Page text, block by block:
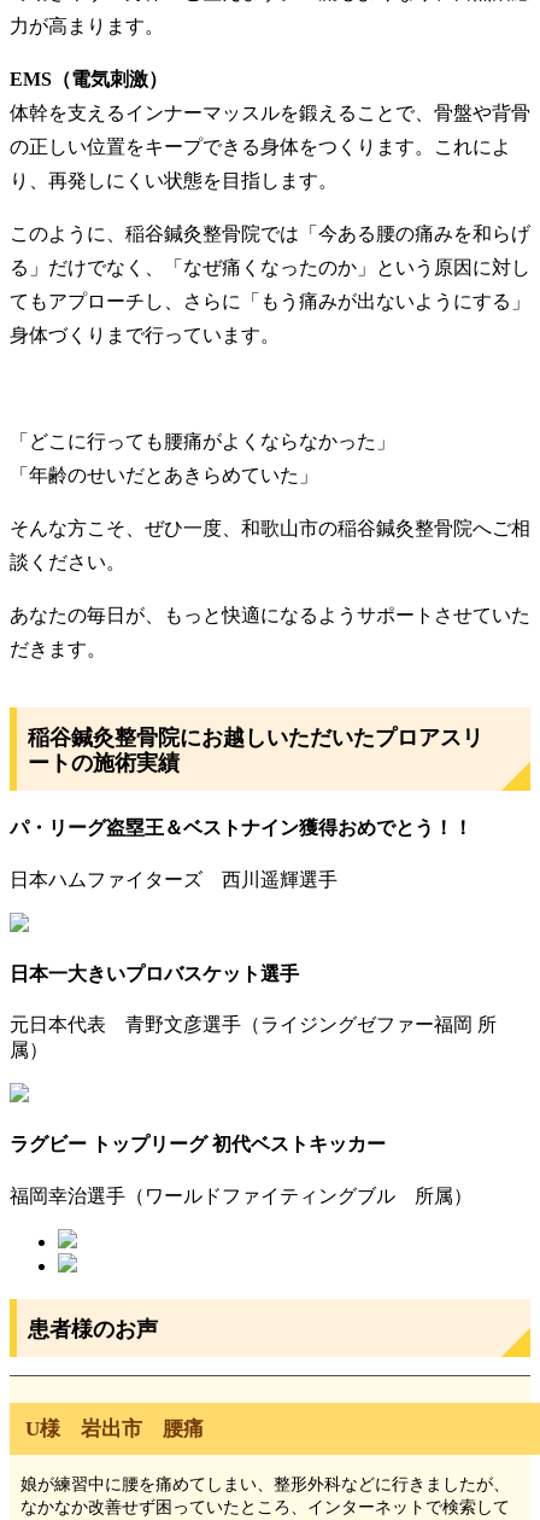
力が高まります。
EMS（電気刺激）
体幹を支えるインナーマッスルを鍛えることで、骨盤や背骨
の正しい位置をキープできる身体をつくります。これによ
り、再発しにくい状態を目指します。
このように、稲谷鍼灸整骨院では「今ある腰の痛みを和らげ
る」だけでなく、「なぜ痛くなったのか」という原因に対し
てもアプローチし、さらに「もう痛みが出ないようにする」
身体づくりまで行っています。
「どこに行っても腰痛がよくならなかった」
「年齢のせいだとあきらめていた」
そんな方こそ、ぜひ一度、和歌山市の稲谷鍼灸整骨院へご相
談ください。
あなたの毎日が、もっと快適になるようサポートさせていた
だきます。
稲谷鍼灸整骨院にお越しいただいたプロアスリ
ートの施術実績
パ・リーグ盗塁王＆ベストナイン獲得おめでとう！！
日本ハムファイターズ 西川遥輝選手
日本一大きいプロバスケット選手
元日本代表 青野文彦選手（ライジングゼファー福岡 所
属）
ラグビー トップリーグ 初代ベストキッカー
福岡幸治選手（ワールドファイティングブル 所属）
患者様のお声
U様 岩出市 腰痛
娘が練習中に腰を痛めてしまい、整形外科などに行きましたが、
なかなか改善せず困っていたところ、インターネットで検索して